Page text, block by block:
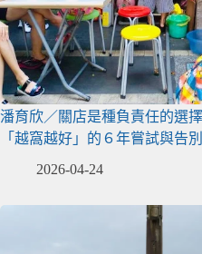
潘育欣／關店是種負責任的選
「越窩越好」的６年嘗試與告別
2026-04-24